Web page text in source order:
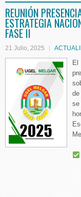
REUNIÓN
ESTRATEGIA
FASE II
21 Julio, 2025
El
se